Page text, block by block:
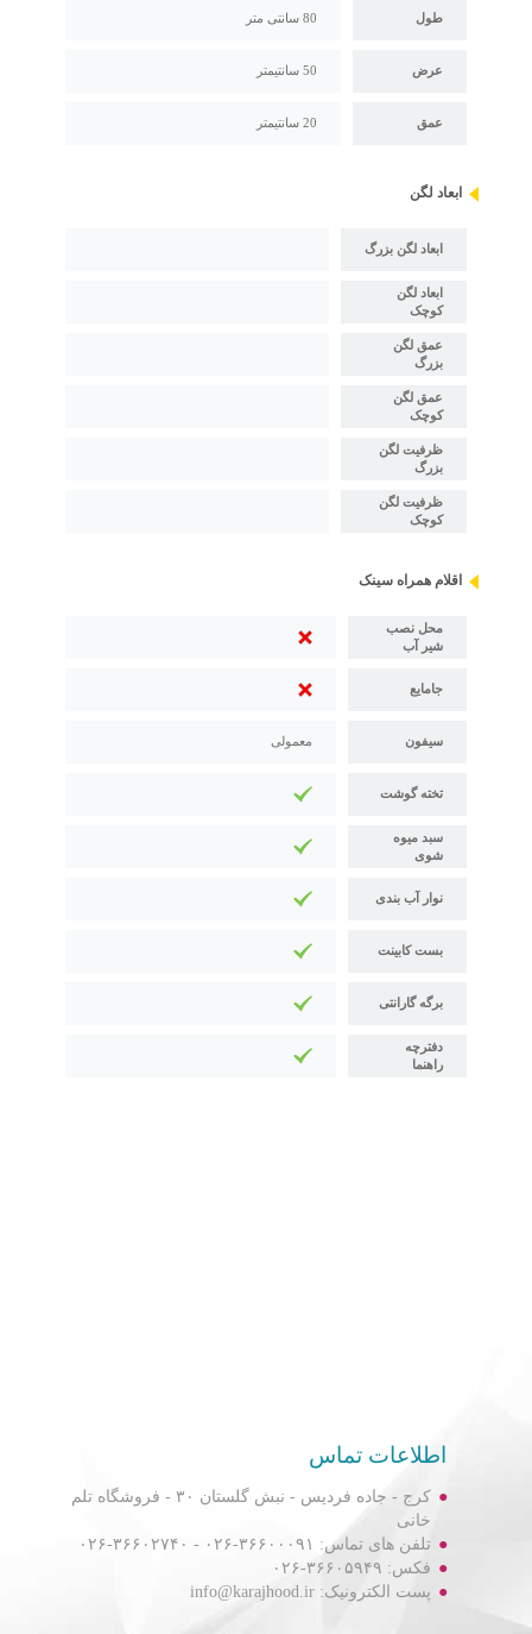
طول 80 سانتی متر
عرض 50 سانتیمتر
عمق 20 سانتیمتر
ابعاد لگن
ابعاد لگن بزرگ
ابعاد لگن
کوچک
عمق لگن
بزرگ
عمق لگن
کوچک
ظرفیت لگن
بزرگ
ظرفیت لگن
کوچک
اقلام همراه سینک
محل نصب
شیر آب
جامایع
سیفون معمولی
تخته گوشت
سبد میوه
شوی
نوار آب بندی
بست کابینت
برگه گارانتی
دفترچه
راهنما
اطلاعات تماس
کرج - جاده فردیس - نبش گلستان ۳۰ - فروشگاه تلم
خانی
تلفن های تماس: ۳۶۶۰۰۰۹۱-۰۲۶ - ۳۶۶۰۲۷۴۰-۰۲۶
فکس: ۳۶۶۰۵۹۴۹-۰۲۶
پست الکترونیک: info@karajhood.ir